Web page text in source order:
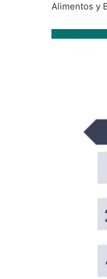
Alimentos y